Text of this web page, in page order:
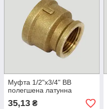
Муфта 1/2"х3/4" ВВ
полегшена латунна
35,13 ₴